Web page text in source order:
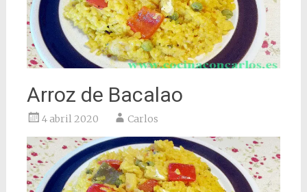
Arroz de Bacalao
4 abril 2020 Carlos